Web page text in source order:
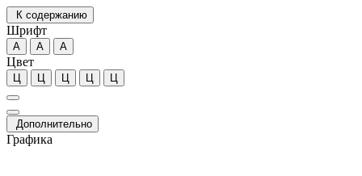
К содержанию
Шрифт
А А А
Цвет
Ц Ц Ц Ц Ц
Дополнительно
Графика